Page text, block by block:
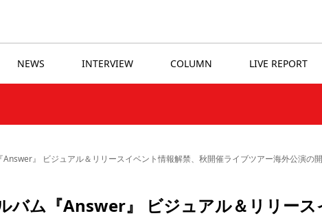
NEWS INTERVIEW COLUMN LIVE REPORT
』 ビジュアル＆リリースイベント情報解禁、秋開催ライブツアー海外公演の
バム『Answer』 ビジュアル＆リリース